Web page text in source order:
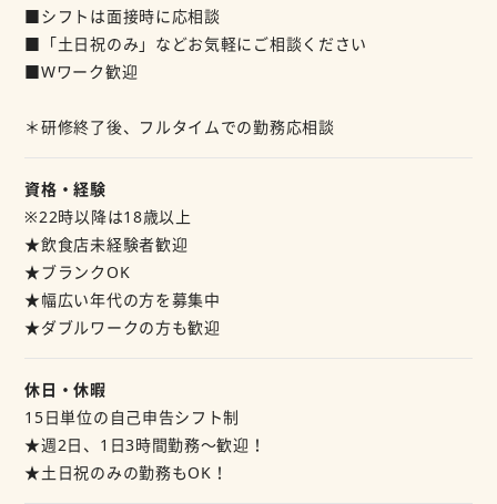
■シフトは面接時に応相談
■「土日祝のみ」などお気軽にご相談ください
■Wワーク歓迎
＊研修終了後、フルタイムでの勤務応相談
資格・経験
※22時以降は18歳以上
★飲食店未経験者歓迎
★ブランクOK
★幅広い年代の方を募集中
★ダブルワークの方も歓迎
休日・休暇
15日単位の自己申告シフト制
★週2日、1日3時間勤務～歓迎！
★土日祝のみの勤務もOK！